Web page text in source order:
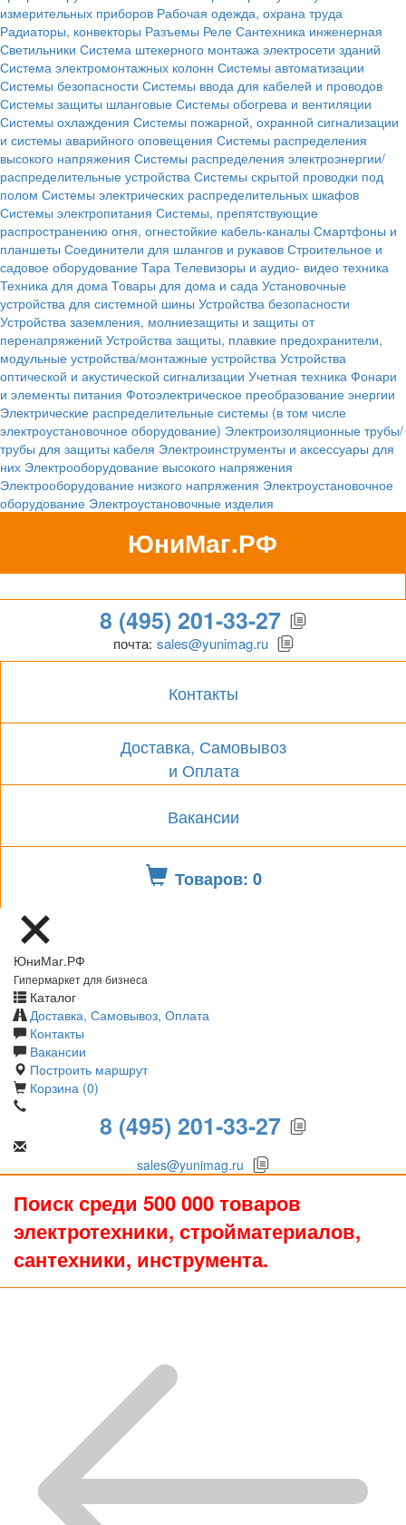
измерительных приборов Рабочая одежда, охрана труда
Радиаторы, конвекторы Разъемы Реле Сантехника инженерная
Светильники Система штекерного монтажа электросети зданий
Система электромонтажных колонн Системы автоматизации
Системы безопасности Системы ввода для кабелей и проводов
Системы защиты шланговые Системы обогрева и вентиляции
Системы охлаждения Системы пожарной, охранной сигнализации
и системы аварийного оповещения Системы распределения
высокого напряжения Системы распределения электроэнергии/
распределительные устройства Системы скрытой проводки под
полом Системы электрических распределительных шкафов
Системы электропитания Системы, препятствующие
распространению огня, огнестойкие кабель-каналы Смартфоны и
планшеты Соединители для шлангов и рукавов Строительное и
садовое оборудование Тара Телевизоры и аудио- видео техника
Техника для дома Товары для дома и сада Установочные
устройства для системной шины Устройства безопасности
Устройства заземления, молниезащиты и защиты от
перенапряжений Устройства защиты, плавкие предохранители,
модульные устройства/монтажные устройства Устройства
оптической и акустической сигнализации Учетная техника Фонари
и элементы питания Фотоэлектрическое преобразование энергии
Электрические распределительные системы (в том числе
электроустановочное оборудование) Электроизоляционные трубы/
трубы для защиты кабеля Электроинструменты и аксессуары для
них Электрооборудование высокого напряжения
Электрооборудование низкого напряжения Электроустановочное
оборудование Электроустановочные изделия
ЮниМаг.РФ
Гипермаркет для бизнеса
8 (495) 201-33-27
почта: sales@yunimag.ru
Контакты
Доставка, Самовывоз
и Оплата
Вакансии
Товаров: 0
ЮниМаг.РФ
Гипермаркет для бизнеса
Каталог
Доставка, Самовывоз, Оплата
Контакты
Вакансии
Построить маршрут
Корзина (0)
8 (495) 201-33-27
sales@yunimag.ru
Поиск среди 500 000 товаров
электротехники, стройматериалов,
сантехники, инструмента.